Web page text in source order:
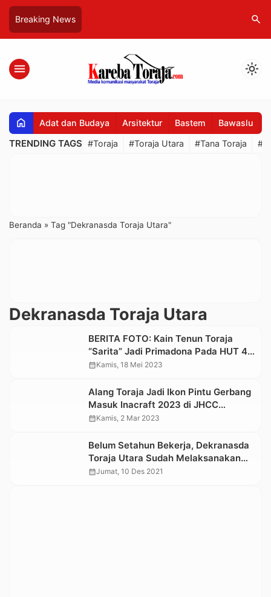
Breaking News search
menu light_mode
home Adat dan Budaya Arsitektur Bastem Bawaslu
TRENDING TAGS #Toraja #Toraja Utara #Tana Toraja
Beranda » Tag "Dekranasda Toraja Utara"
Dekranasda Toraja Utara
BERITA FOTO: Kain Tenun Toraja
“Sarita” Jadi Primadona Pada HUT 43
Dekranas di Medan
calendar_monthKamis, 18 Mei 2023
Alang Toraja Jadi Ikon Pintu Gerbang
Masuk Inacraft 2023 di JHCC
Senayan Jakarta
calendar_monthKamis, 2 Mar 2023
Belum Setahun Bekerja, Dekranasda
Toraja Utara Sudah Melaksanakan
Banyak Kegiatan untuk
calendar_monthJumat, 10 Des 2021